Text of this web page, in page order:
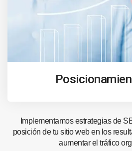
Implementamos estrategias de
posición de tu sitio web en los
aumentar el tráfico